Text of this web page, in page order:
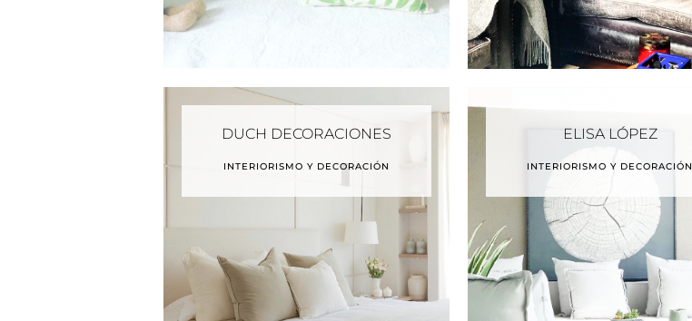
DUCH DECORACIONES
INTERIORISMO Y DECORACIÓN
ELISA LÓPEZ
INTERIORISMO Y DECORACIÓN